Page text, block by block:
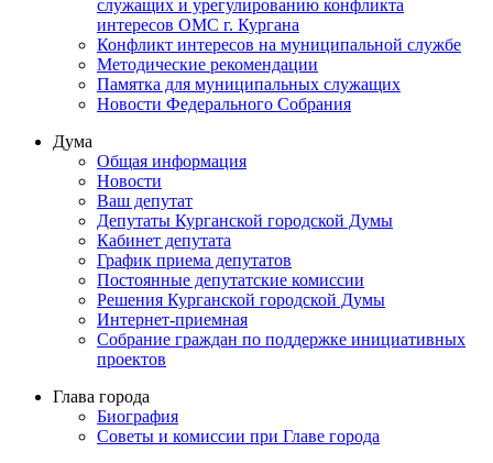
служащих и урегулированию конфликта
интересов ОМС г. Кургана
Конфликт интересов на муниципальной службе
Методические рекомендации
Памятка для муниципальных служащих
Новости Федерального Cобрания
Дума
Общая информация
Новости
Ваш депутат
Депутаты Курганской городской Думы
Кабинет депутата
График приема депутатов
Постоянные депутатские комиссии
Решения Курганской городской Думы
Интернет-приемная
Собрание граждан по поддержке инициативных
проектов
Глава города
Биография
Советы и комиссии при Главе города